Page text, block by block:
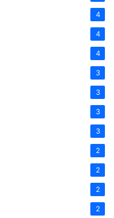
4
4
4
3
3
3
3
2
2
2
2